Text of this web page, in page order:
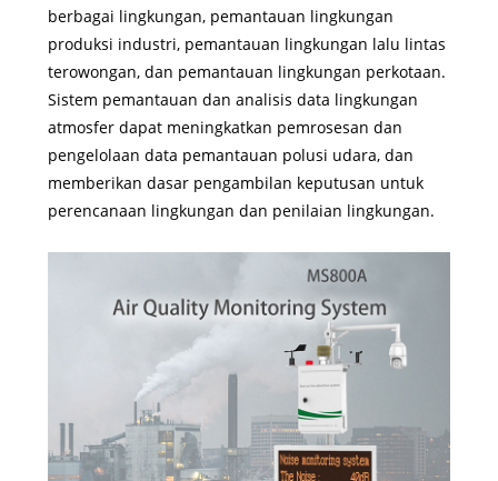
berbagai lingkungan, pemantauan lingkungan
produksi industri, pemantauan lingkungan lalu lintas
terowongan, dan pemantauan lingkungan perkotaan.
Sistem pemantauan dan analisis data lingkungan
atmosfer dapat meningkatkan pemrosesan dan
pengelolaan data pemantauan polusi udara, dan
memberikan dasar pengambilan keputusan untuk
perencanaan lingkungan dan penilaian lingkungan.